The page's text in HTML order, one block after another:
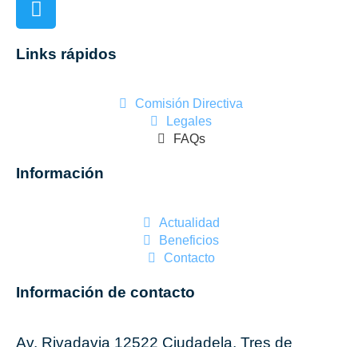
Links rápidos
Comisión Directiva
Legales
FAQs
Información
Actualidad
Beneficios
Contacto
Información de contacto
Av. Rivadavia 12522 Ciudadela, Tres de